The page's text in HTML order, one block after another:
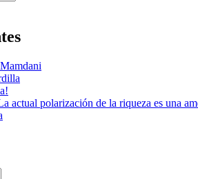
actual polarización de la riqueza es una